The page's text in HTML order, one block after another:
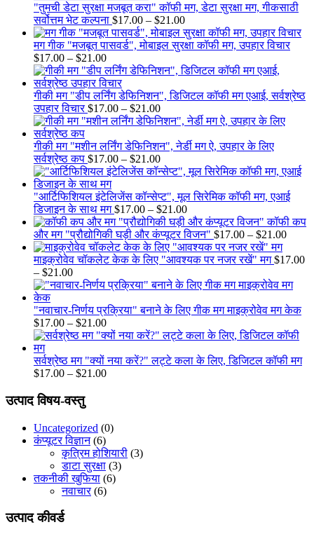
through
$21.00
"तुमची डेटा सुरक्षा मजबूत करा" कॉफी मग, डेटा सुरक्षा मग, गीकसाठी
सर्वोत्तम भेट कल्पना $17.00 – $21.00Price
range:
$17.00
$21.00
मग गीक "मजबूत पासवर्ड", मोबाइल सुरक्षा कॉफी मग, उपहार विचार
$17.00 – $21.00Price
range:
$17.00
through
$21.00
गीकी मग "डीप लर्निंग डेफिनिशन", डिजिटल कॉफी मग एआई, सर्वश्रेष्ठ
उपहार विचार $17.00 – $21.00Price
range:
through
$21.00
गीकी मग "मशीन लर्निंग डेफिनिशन", नेर्डी मग ऐ, उपहार के लिए
सर्वश्रेष्ठ कप $17.00 – $21.00Price
range:
through
$21.00
"आर्टिफिशियल इंटेलिजेंस कॉन्सेप्ट", मूल सिरेमिक कॉफी मग, एआई
डिजाइन के साथ मग $17.00 – $21.00Price
range:
$17.00
through
$21.00
कॉफी कप
और मग "प्रौद्योगिकी घड़ी और कंप्यूटर विजन" $17.00 – $21.00Price
माइक्रोवेव चॉकलेट केक के लिए "आवश्यक पर नजर रखें" मग $17.00
– $21.00Price
range:
through
$21.00
"नवाचार-निर्णय प्रक्रिया" बनाने के लिए गीक मग माइक्रोवेव मग केक
$17.00 – $21.00Price
range:
through
$21.00
सर्वश्रेष्ठ मग "क्यों नया करें?" लट्टे कला के लिए, डिजिटल कॉफी मग
$17.00 – $21.00Price
$21.00
उत्पाद विषय-वस्तु
Uncategorized (0)
कंप्यूटर विज्ञान (6)
कृत्रिम होशियारी (3)
डाटा सुरक्षा (3)
तकनीकी खुफिया (6)
नवाचार (6)
उत्पाद कीवर्ड